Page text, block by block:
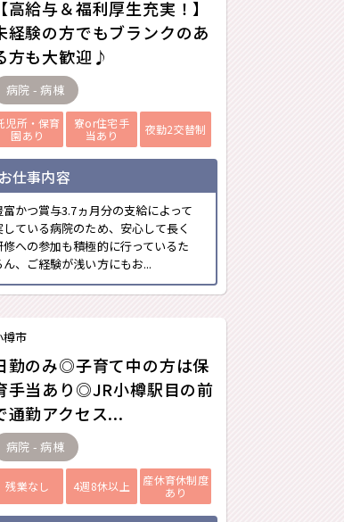
【高給与＆福利厚生充実！】
経験の方でもブランクのあ
方も大歓迎♪
病院 - 病棟
児所・保育
園あり
寮or住宅手
当あり
夜勤2交替制
仕事内容
かつ賞与3.7ヵ月分の支給によって
ている病院のため、安心して長く
への参加も積極的に行っているた
、ご経験が浅い方にもお...
樽市
勤のみ◎子育て中の方は保
手当あり◎JR小樽駅目の前
通勤アクセス...
病院 - 病棟
残業なし 4週8休以上
産休育休制度
あり